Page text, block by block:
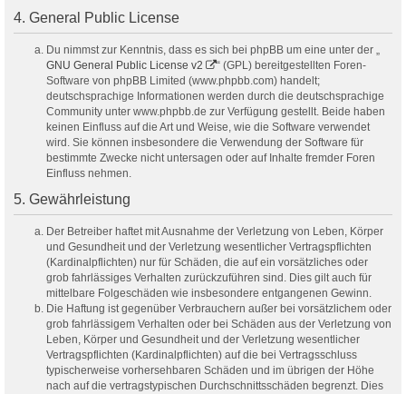
4. General Public License
Du nimmst zur Kenntnis, dass es sich bei phpBB um eine unter der „
GNU General Public License v2
“ (GPL) bereitgestellten Foren-
Software von phpBB Limited (www.phpbb.com) handelt;
deutschsprachige Informationen werden durch die deutschsprachige
Community unter www.phpbb.de zur Verfügung gestellt. Beide haben
keinen Einfluss auf die Art und Weise, wie die Software verwendet
wird. Sie können insbesondere die Verwendung der Software für
bestimmte Zwecke nicht untersagen oder auf Inhalte fremder Foren
Einfluss nehmen.
5. Gewährleistung
Der Betreiber haftet mit Ausnahme der Verletzung von Leben, Körper
und Gesundheit und der Verletzung wesentlicher Vertragspflichten
(Kardinalpflichten) nur für Schäden, die auf ein vorsätzliches oder
grob fahrlässiges Verhalten zurückzuführen sind. Dies gilt auch für
mittelbare Folgeschäden wie insbesondere entgangenen Gewinn.
Die Haftung ist gegenüber Verbrauchern außer bei vorsätzlichem oder
grob fahrlässigem Verhalten oder bei Schäden aus der Verletzung von
Leben, Körper und Gesundheit und der Verletzung wesentlicher
Vertragspflichten (Kardinalpflichten) auf die bei Vertragsschluss
typischerweise vorhersehbaren Schäden und im übrigen der Höhe
nach auf die vertragstypischen Durchschnittsschäden begrenzt. Dies